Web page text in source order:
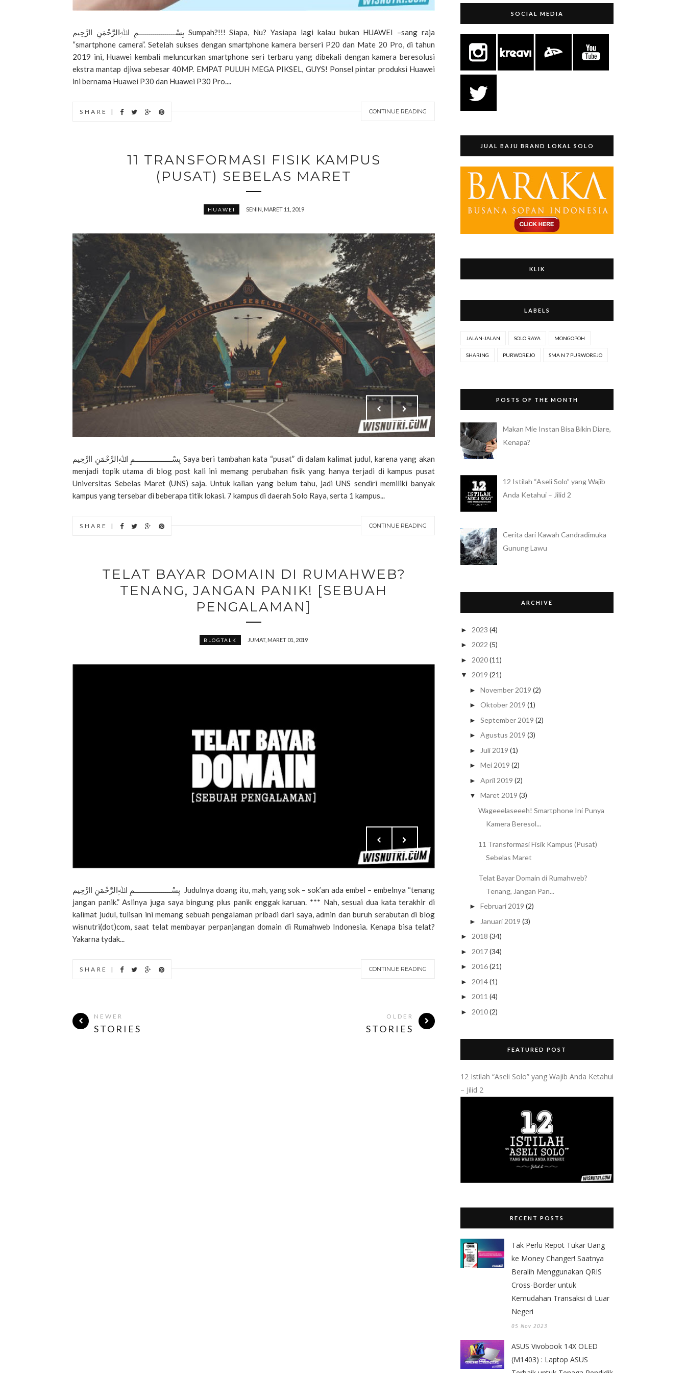
بِسْــــــــــــــــــمِ اﷲِالرَّحْمَنِ اارَّحِيم Sumpah?!!! Siapa, Nu? Yasiapa lagi kalau bukan HUAWEI –sang raja
“smartphone camera”. Setelah sukses dengan smartphone kamera berseri P20 dan Mate 20 Pro, di tahun
2019 ini, Huawei kembali meluncurkan smartphone seri terbaru yang dibekali dengan kamera beresolusi
ekstra mantap djiwa sebesar 40MP. EMPAT PULUH MEGA PIKSEL, GUYS! Ponsel pintar produksi Huawei
ini bernama Huawei P30 dan Huawei P30 Pro....
CONTINUE READING
SHARE |
11 TRANSFORMASI FISIK KAMPUS
(PUSAT) SEBELAS MARET
HUAWEI SENIN, MARET 11, 2019
بِسْــــــــــــــــــمِ اﷲِالرَّحْمَنِ اارَّحِيم Saya beri tambahan kata “pusat” di dalam kalimat judul, karena yang akan
menjadi topik utama di blog post kali ini memang perubahan fisik yang hanya terjadi di kampus pusat
Universitas Sebelas Maret (UNS) saja. Untuk kalian yang belum tahu, jadi UNS sendiri memiliki banyak
kampus yang tersebar di beberapa titik lokasi. 7 kampus di daerah Solo Raya, serta 1 kampus...
CONTINUE READING
SHARE |
TELAT BAYAR DOMAIN DI RUMAHWEB?
TENANG, JANGAN PANIK! [SEBUAH
PENGALAMAN]
BLOGTALK JUMAT, MARET 01, 2019
بِسْــــــــــــــــــمِ اﷲِالرَّحْمَنِ اارَّحِيم Judulnya doang itu, mah, yang sok – sok’an ada embel – embelnya “tenang
jangan panik.” Aslinya juga saya bingung plus panik enggak karuan. *** Nah, sesuai dua kata terakhir di
kalimat judul, tulisan ini memang sebuah pengalaman pribadi dari saya, admin dan buruh serabutan di blog
wisnutri(dot)com, saat telat membayar perpanjangan domain di Rumahweb Indonesia. Kenapa bisa telat?
Yakarna tydak...
CONTINUE READING
SHARE |
NEWER
STORIES
OLDER
STORIES
SOCIAL MEDIA
JUAL BAJU BRAND LOKAL SOLO
KLIK
LABELS
JALAN-JALAN SOLO RAYA MONGOPOH
SHARING PURWOREJO SMA N 7 PURWOREJO
POSTS OF THE MONTH
Makan Mie Instan Bisa Bikin Diare,
Kenapa?
12 Istilah “Aseli Solo” yang Wajib
Anda Ketahui – Jilid 2
Cerita dari Kawah Candradimuka
Gunung Lawu
ARCHIVE
► 2023 (4)
► 2022 (5)
► 2020(11)
▼ 2019 (21)
► November 2019 (2)
► Oktober 2019 (1)
► September 2019 (2)
► Agustus 2019 (3)
► Juli 2019 (1)
► Mei 2019 (2)
► April 2019 (2)
▼ Maret 2019 (3)
Wageeelaseeeh! Smartphone Ini Punya
Kamera Beresol...
11 Transformasi Fisik Kampus (Pusat)
Sebelas Maret
Telat Bayar Domain di Rumahweb?
Tenang, Jangan Pan...
► Februari 2019 (2)
► Januari 2019 (3)
► 2018 (34)
► 2017(34)
► 2016(21)
► 2014(1)
► 2011 (4)
► 2010(2)
FEATURED POST
12 Istilah “Aseli Solo” yang Wajib Anda Ketahui
– Jilid 2
RECENT POSTS
Tak Perlu Repot Tukar Uang
ke Money Changer! Saatnya
Beralih Menggunakan QRIS
Cross-Border untuk
Kemudahan Transaksi di Luar
Negeri
05 Nov 2023
ASUS Vivobook 14X OLED
(M1403) : Laptop ASUS